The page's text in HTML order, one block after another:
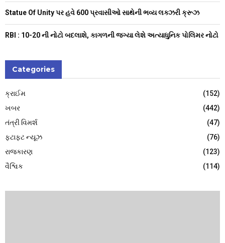
Statue Of Unity પર હવે 600 પ્રવાસીઓ સાથેની ભવ્ય લક્ઝરી ક્રૂઝ
RBI : ₹10-20 ની નોટો બદલાશે, કાગળની જગ્યા લેશે અત્યાધુનિક પોલિમર નોટો
Categories
ક્રાઈમ
(152)
ખબર
(442)
તંત્રી વિમર્શ
(47)
ફટાફટ ન્યૂઝ
(76)
રાજકારણ
(123)
વૈશ્વિક
(114)